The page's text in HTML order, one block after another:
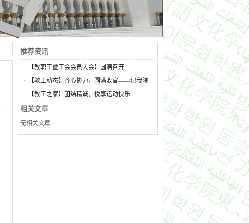
推荐资讯
·
【教职工暨工会会员大会】圆满召开
·
【教工动态】齐心协力，圆满收官——记我院
·
【教工之家】团结精诚，悦享运动快乐 ——
相关文章
无相关文章